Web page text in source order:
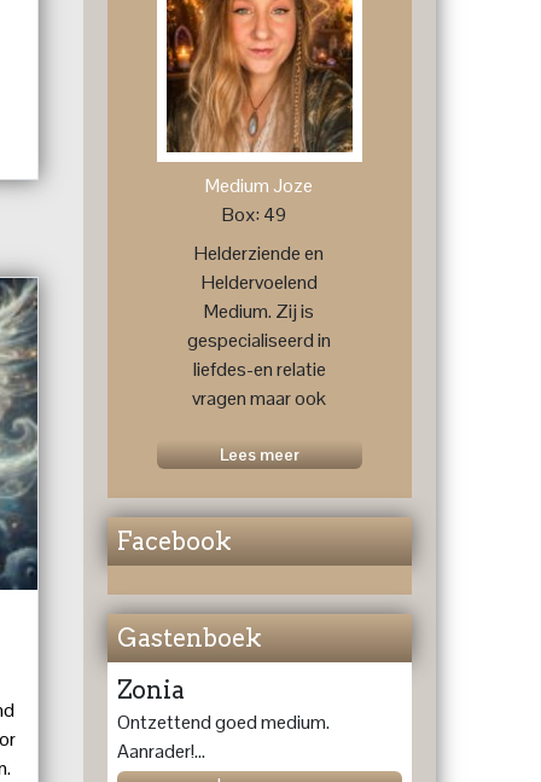
Medium Joze
Box: 49
Helderziende en
Heldervoelend
Medium. Zij is
gespecialiseerd in
liefdes-en relatie
vragen maar ook
toekomstprognose
Lees meer
Facebook
Gastenboek
Zonia
Ontzettend goed medium.
Aanrader!...